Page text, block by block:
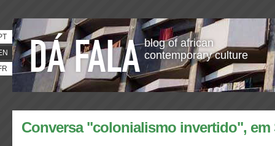
blog of african
contemporary culture
Conversa "colonialismo invertido", em